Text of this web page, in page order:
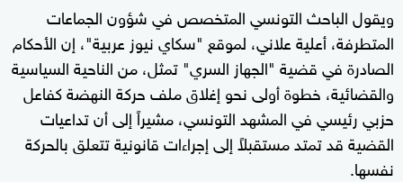
ويقول الباحث التونسي المتخصص في شؤون الجماعات
المتطرفة، أعلية علاني، لموقع "سكاي نيوز عربية"، إن الأحكام
الصادرة في قضية "الجهاز السري" تمثل، من الناحية السياسية
والقضائية، خطوة أولى نحو إغلاق ملف حركة النهضة كفاعل
حزبي رئيسي في المشهد التونسي، مشيراً إلى أن تداعيات
القضية قد تمتد مستقبلاً إلى إجراءات قانونية تتعلق بالحركة
نفسها.